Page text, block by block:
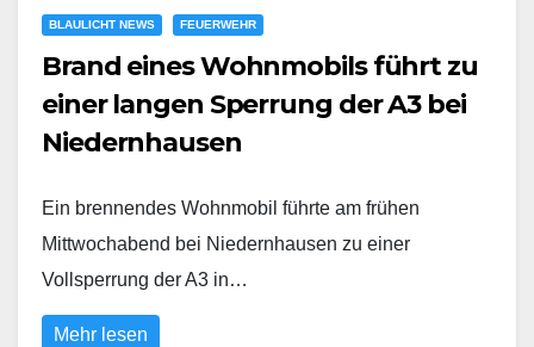
BLAULICHT NEWS FEUERWEHR
Brand eines Wohnmobils führt zu
einer langen Sperrung der A3 bei
Niedernhausen
Ein brennendes Wohnmobil führte am frühen
Mittwochabend bei Niedernhausen zu einer
Vollsperrung der A3 in…
Mehr lesen